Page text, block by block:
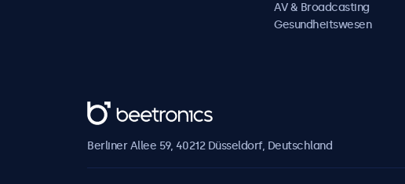
AV & Broadcasting
Gesundheitswesen
Beetronics
Berliner Allee 59, 40212 Düsseldorf, Deutschland